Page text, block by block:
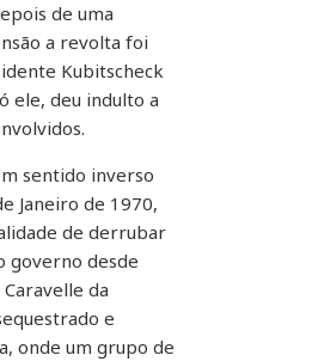
de uma
a revolta foi
Kubitscheck
ele, deu indulto a
sentido inverso
Janeiro de 1970,
de derrubar
governo desde
da
e
onde um grupo de